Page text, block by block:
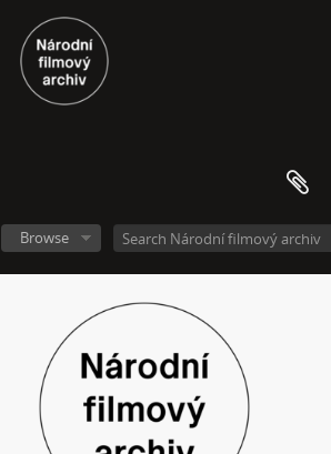
Browse
[Fonds] Festivalové soutěžní výběry
[Subseries] Repetice
[Subseries] Beyond Anachronism:
[Subseries] Spánková paralýza
[Subseries] Napětí